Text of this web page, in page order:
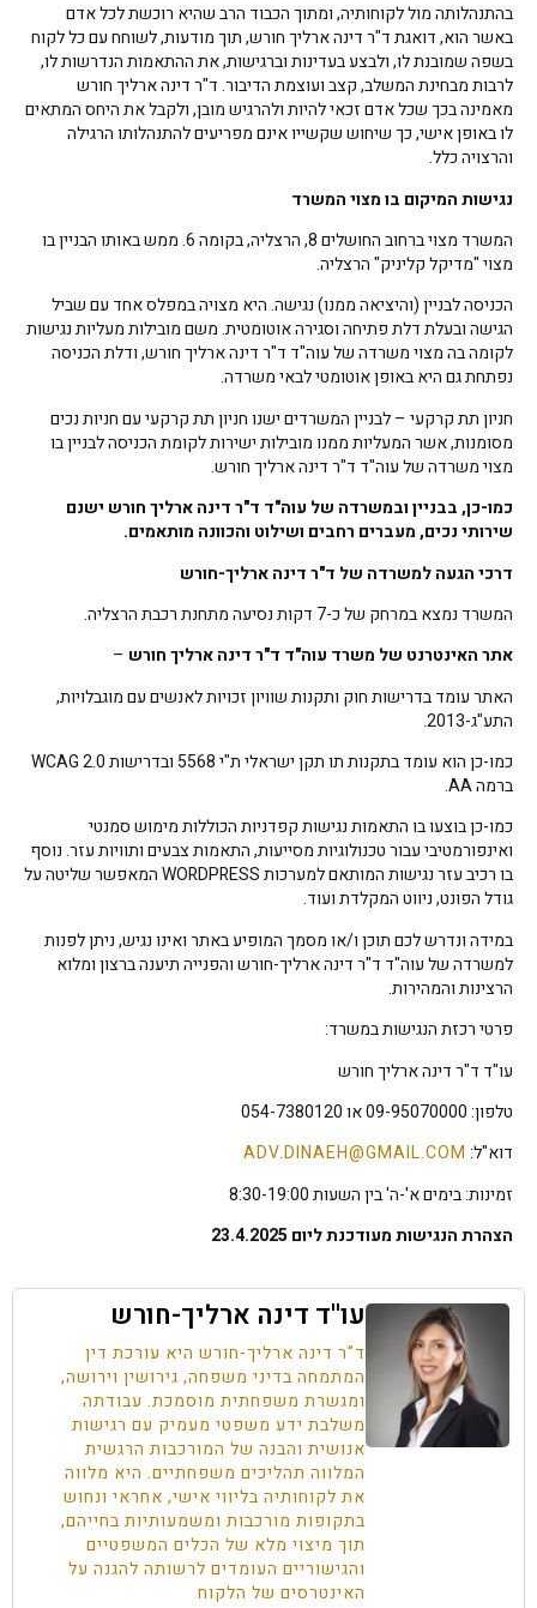
בהתנהלותה מול לקוחותיה, ומתוך הכבוד הרב שהיא רוכשת לכל אדם
באשר הוא, דואגת ד"ר דינה ארליך חורש, תוך מודעות, לשוחח עם כל לקוח
בשפה שמובנת לו, ולבצע בעדינות וברגישות, את ההתאמות הנדרשות לו,
לרבות מבחינת המשלב, קצב ועוצמת הדיבור. ד"ר דינה ארליך חורש
מאמינה בכך שכל אדם זכאי להיות ולהרגיש מובן, ולקבל את היחס המתאים
לו באופן אישי, כך שיחוש שקשייו אינם מפריעים להתנהלותו הרגילה
והרצויה כלל.
נגישות המיקום בו מצוי המשרד
המשרד מצוי ברחוב החושלים 8, הרצליה, בקומה 6. ממש באותו הבניין בו
מצוי "מדיקל קליניק" הרצליה.
הכניסה לבניין (והיציאה ממנו) נגישה. היא מצויה במפלס אחד עם שביל
הגישה ובעלת דלת פתיחה וסגירה אוטומטית. משם מובילות מעליות נגישות
לקומה בה מצוי משרדה של עוה"ד ד"ר דינה ארליך חורש, ודלת הכניסה
נפתחת גם היא באופן אוטומטי לבאי משרדה.
חניון תת קרקעי – לבניין המשרדים ישנו חניון תת קרקעי עם חניות נכים
מסומנות, אשר המעליות ממנו מובילות ישירות לקומת הכניסה לבניין בו
מצוי משרדה של עוה"ד ד"ר דינה ארליך חורש.
כמו-כן, בבניין ובמשרדה של עוה"ד ד"ר דינה ארליך חורש ישנם
שירותי נכים, מעברים רחבים ושילוט והכוונה מותאמים.
דרכי הגעה למשרדה של ד"ר דינה ארליך-חורש
המשרד נמצא במרחק של כ-7 דקות נסיעה מתחנת רכבת הרצליה.
אתר האינטרנט של משרד עוה"ד ד"ר דינה ארליך חורש–
האתר עומד בדרישות חוק ותקנות שוויון זכויות לאנשים עם מוגבלויות,
התע"ג-2013.
כמו-כן הוא עומד בתקנות תו תקן ישראלי ת"י 5568 ובדרישות 2.0 WCAG
ברמה AA.
כמו-כן בוצעו בו התאמות נגישות קפדניות הכוללות מימוש סמנטי
ואינפורמטיבי עבור טכנולוגיות מסייעות, התאמות צבעים ותוויות עזר. נוסף
בו רכיב עזר נגישות המותאם למערכות WORDPRESS המאפשר שליטה על
גודל הפונט, ניווט המקלדת ועוד.
במידה ונדרש לכם תוכן ו/או מסמך המופיע באתר ואינו נגיש, ניתן לפנות
למשרדה של עוה"ד ד"ר דינה ארליך-חורש והפנייה תיענה ברצון ומלוא
הרצינות והמהירות.
פרטי רכזת הנגישות במשרד:
עו"ד ד"ר דינה ארליך חורש
טלפון: 09-95070000 או 054-7380120
דוא"ל:ADV.DINAEH@GMAIL.COM
זמינות: בימים א'-ה' בין השעות 8:30-19:00
הצהרת הנגישות מעודכנת ליום 23.4.2025
עו''ד דינה ארליך-חורש
ד”ר דינה ארליך-חורש היא עורכת דין
המתמחה בדיני משפחה, גירושין וירושה,
ומגשרת משפחתית מוסמכת. עבודתה
משלבת ידע משפטי מעמיק עם רגישות
אנושית והבנה של המורכבות הרגשית
המלווה תהליכים משפחתיים. היא מלווה
את לקוחותיה בליווי אישי, אחראי ונחוש
בתקופות מורכבות ומשמעותיות בחייהם,
תוך מיצוי מלא של הכלים המשפטיים
והגישוריים העומדים לרשותה להגנה על
האינטרסים של הלקוח